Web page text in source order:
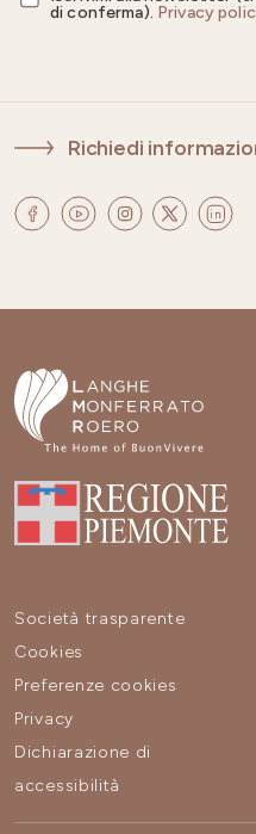
di conferma). Privacy
Richiedi
Società trasparente
Cookies
Preferenze cookies
Privacy
Dichiarazione di
accessibilità